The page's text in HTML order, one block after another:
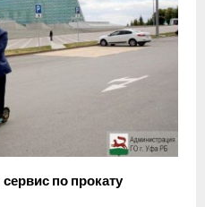
по прокату